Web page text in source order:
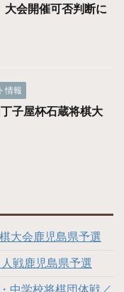
大会開催可否判断に
情報
子屋杯石蔵将棋大
大会鹿児島県予選
戦鹿児島県予選
中学校将棋団体戦／